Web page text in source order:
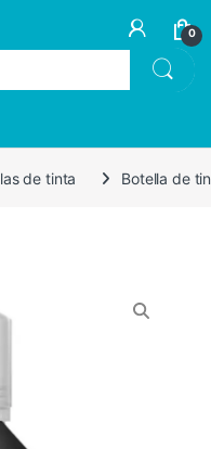
0
de tinta Botella de